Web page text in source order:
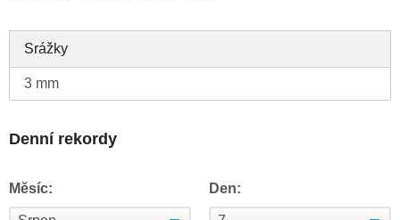
Srážky
3 mm
Denní rekordy
Měsíc: Den: